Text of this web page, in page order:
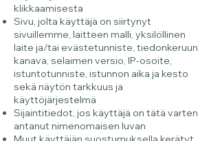
klikkaamisesta
Sivu, jolta käyttäjä on siirtynyt
sivuillemme, laitteen malli, yksilöllinen
laite ja/tai evästetunniste, tiedonkeruun
kanava, selaimen versio, IP-osoite,
istuntotunniste, istunnon aika ja kesto
sekä näytön tarkkuus ja
käyttöjärjestelmä
Sijaintitiedot, jos käyttäjä on tätä varten
antanut nimenomaisen luvan